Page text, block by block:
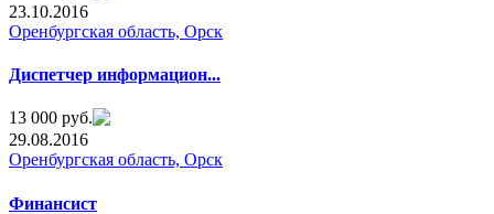
23.10.2016
Оренбургская область, Орск
Диспетчер информацион...
13 000 руб.
29.08.2016
Оренбургская область, Орск
Финансист